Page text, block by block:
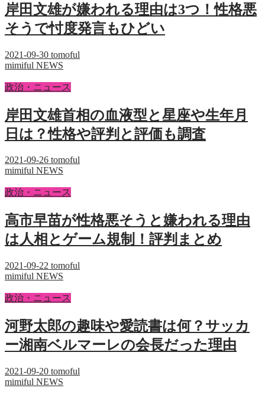
岸田文雄が嫌われる理由は3つ！性格悪
そうで忖度発言もひどい
2021-09-30 tomoful
mimiful NEWS
政治・ニュース
岸田文雄首相の血液型と星座や生年月
日は？性格や評判と評価も調査
2021-09-26 tomoful
mimiful NEWS
政治・ニュース
高市早苗が性格悪そうと嫌われる理由
は人相とゲーム規制！評判まとめ
2021-09-22 tomoful
mimiful NEWS
政治・ニュース
河野太郎の趣味や愛読書は何？サッカ
ー湘南ベルマーレの会長だった理由
2021-09-20 tomoful
mimiful NEWS